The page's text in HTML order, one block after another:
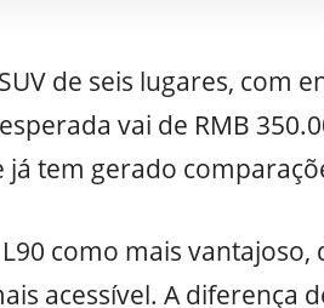
de seis lugares, com
vai de RMB
tem gerado
como mais
acessível. A diferença